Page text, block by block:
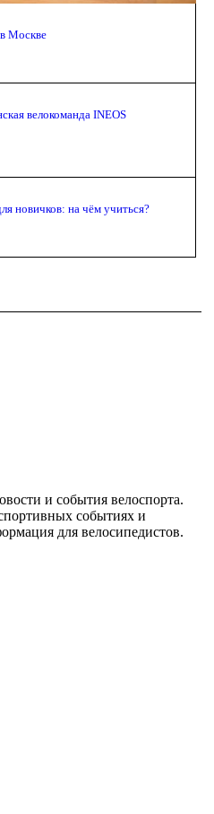
Москве
велокоманда INEOS
новичков: на чём учиться?
и события велоспорта.
событиях и
для велосипедистов.